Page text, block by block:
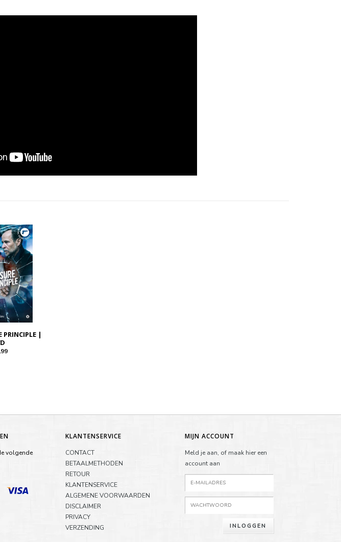
PRINCIPLE |
volgende
KLANTENSERVICE
CONTACT
BETAALMETHODEN
RETOUR
KLANTENSERVICE
ALGEMENE VOORWAARDEN
DISCLAIMER
PRIVACY
VERZENDING
MIJN ACCOUNT
Meld je aan, of maak hier een
account aan
INLOGGEN